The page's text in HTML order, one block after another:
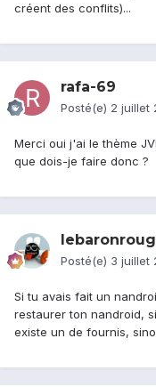
créent des conflits)...
rafa-69
Posté(e) 2 juillet
Merci oui j'ai le thème
que dois-je faire donc ?
Posté(e) 3 juillet
Si tu avais fait un
restaurer ton nandroid,
existe un de fournis,